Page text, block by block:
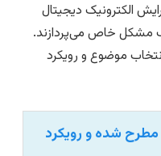
الکترونیک دیجیتال
مشکل خاص می‌پردازند.
موضوع و رویکرد
شده و رویکرد